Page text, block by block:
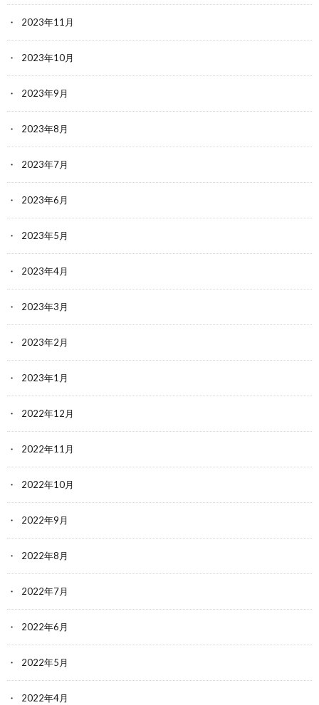
2023年11月
2023年10月
2023年9月
2023年8月
2023年7月
2023年6月
2023年5月
2023年4月
2023年3月
2023年2月
2023年1月
2022年12月
2022年11月
2022年10月
2022年9月
2022年8月
2022年7月
2022年6月
2022年5月
2022年4月